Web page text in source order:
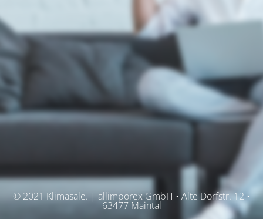
© 2021 Klimasale. | allimporex GmbH • Alte Dorfstr. 12 •
63477 Maintal